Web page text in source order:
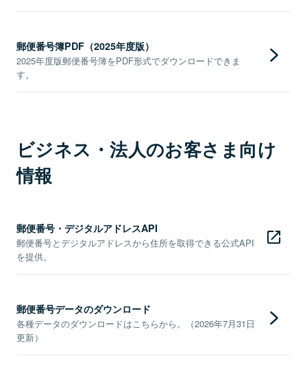
郵便番号簿PDF（2025年度版）
2025年度版郵便番号簿をPDF形式でダウンロードできま
す。
ビジネス・法人のお客さま向け
情報
郵便番号・デジタルアドレスAPI
郵便番号とデジタルアドレスから住所を取得できる公式API
を提供。
郵便番号データのダウンロード
各種データのダウンロードはこちらから。（2026年7月31日
更新）